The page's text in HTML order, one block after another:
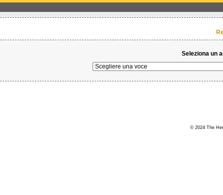
Seleziona un
© 2024 The